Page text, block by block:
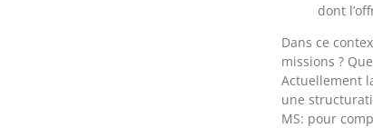
dont
Dans ce
missions ?
Actuellement
une
MS: pour